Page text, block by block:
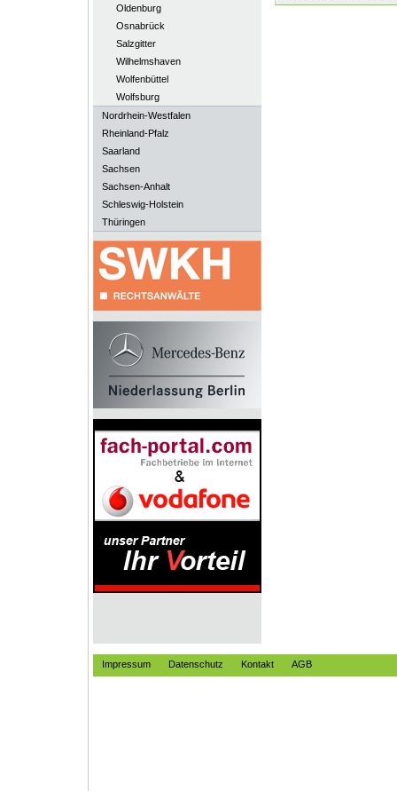
Oldenburg
Osnabrück
Salzgitter
Wilhelmshaven
Wolfenbüttel
Wolfsburg
Nordrhein-Westfalen
Rheinland-Pfalz
Saarland
Sachsen
Sachsen-Anhalt
Schleswig-Holstein
Thüringen
Impressum Datenschutz Kontakt AGB